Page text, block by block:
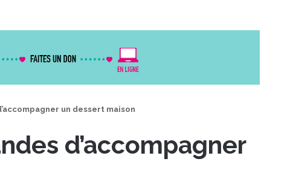
un dessert maison
d’accompagner